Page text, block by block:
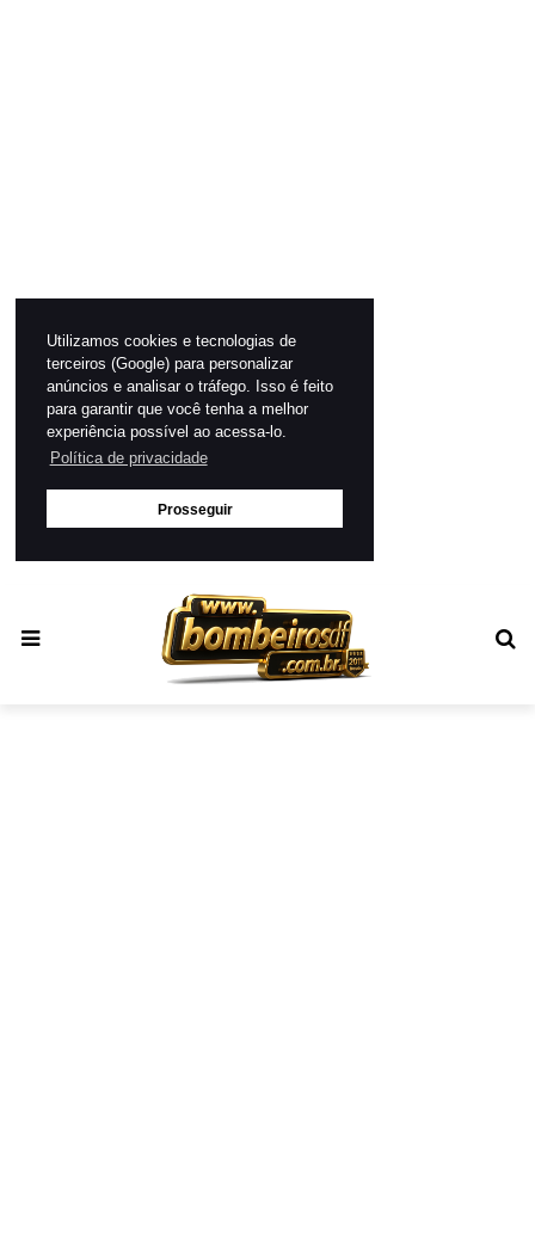
Utilizamos cookies e tecnologias de
terceiros (Google) para personalizar
anúncios e analisar o tráfego. Isso é feito
para garantir que você tenha a melhor
experiência possível ao acessa-lo.
Política de privacidade
Prosseguir